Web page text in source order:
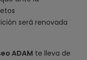
será renovada
ADAM te lleva de